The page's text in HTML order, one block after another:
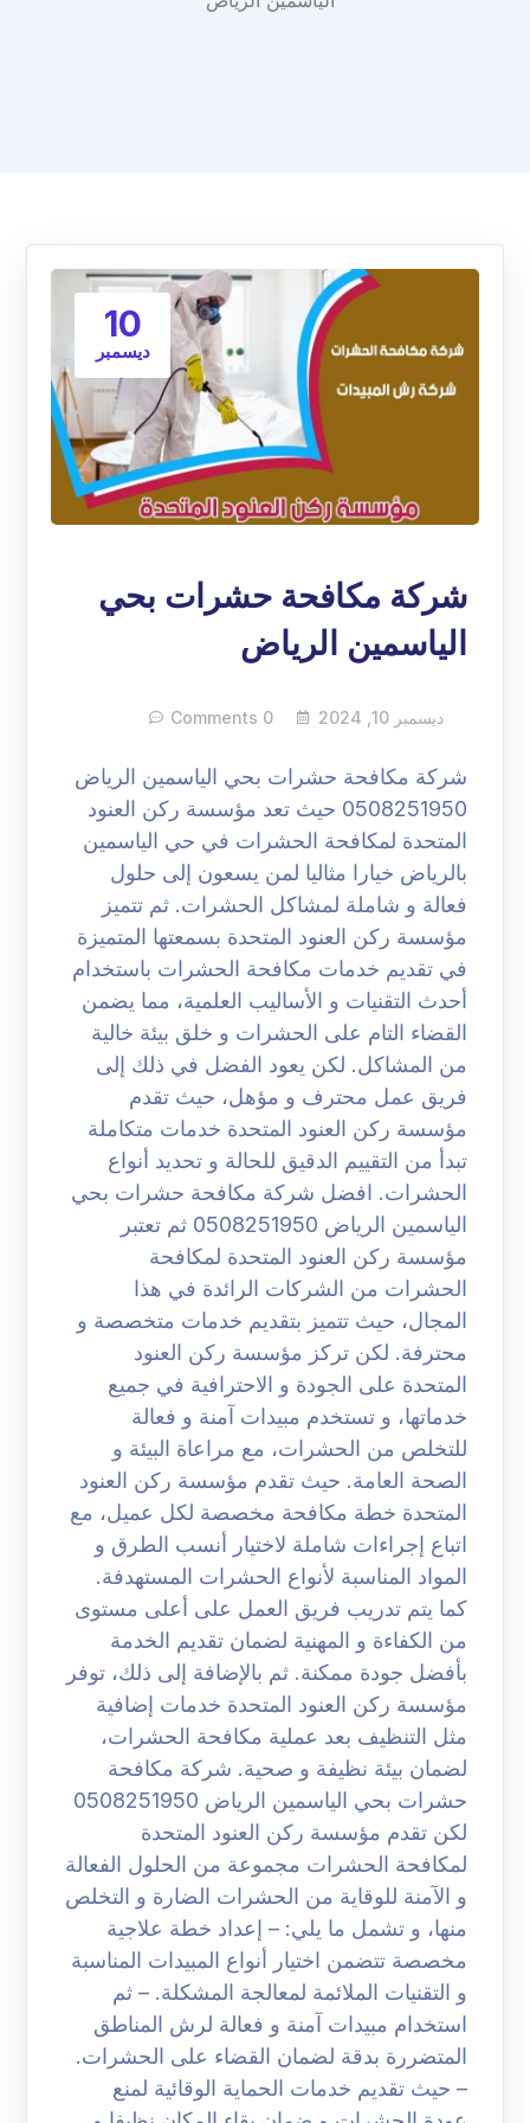
10
ديسمبر
شركة مكافحة حشرات بحي
الياسمين الرياض
ديسمبر 10, 2024 0 Comments
شركة مكافحة حشرات بحي الياسمين الرياض
0508251950 حيث تعد مؤسسة ركن العنود
المتحدة لمكافحة الحشرات في حي الياسمين
بالرياض خيارا مثاليا لمن يسعون إلى حلول
فعالة و شاملة لمشاكل الحشرات. ثم تتميز
مؤسسة ركن العنود المتحدة بسمعتها المتميزة
في تقديم خدمات مكافحة الحشرات باستخدام
أحدث التقنيات و الأساليب العلمية، مما يضمن
القضاء التام على الحشرات و خلق بيئة خالية
من المشاكل. لكن يعود الفضل في ذلك إلى
فريق عمل محترف و مؤهل، حيث تقدم
مؤسسة ركن العنود المتحدة خدمات متكاملة
تبدأ من التقييم الدقيق للحالة و تحديد أنواع
الحشرات. افضل شركة مكافحة حشرات بحي
الياسمين الرياض 0508251950 ثم تعتبر
مؤسسة ركن العنود المتحدة لمكافحة
الحشرات من الشركات الرائدة في هذا
المجال، حيث تتميز بتقديم خدمات متخصصة و
محترفة. لكن تركز مؤسسة ركن العنود
المتحدة على الجودة و الاحترافية في جميع
خدماتها، و تستخدم مبيدات آمنة و فعالة
للتخلص من الحشرات، مع مراعاة البيئة و
الصحة العامة. حيث تقدم مؤسسة ركن العنود
المتحدة خطة مكافحة مخصصة لكل عميل، مع
اتباع إجراءات شاملة لاختيار أنسب الطرق و
المواد المناسبة لأنواع الحشرات المستهدفة.
كما يتم تدريب فريق العمل على أعلى مستوى
من الكفاءة و المهنية لضمان تقديم الخدمة
بأفضل جودة ممكنة. ثم بالإضافة إلى ذلك، توفر
مؤسسة ركن العنود المتحدة خدمات إضافية
مثل التنظيف بعد عملية مكافحة الحشرات،
لضمان بيئة نظيفة و صحية. شركة مكافحة
حشرات بحي الياسمين الرياض 0508251950
لكن تقدم مؤسسة ركن العنود المتحدة
لمكافحة الحشرات مجموعة من الحلول الفعالة
و الآمنة للوقاية من الحشرات الضارة و التخلص
منها، و تشمل ما يلي: – إعداد خطة علاجية
مخصصة تتضمن اختيار أنواع المبيدات المناسبة
و التقنيات الملائمة لمعالجة المشكلة. – ثم
استخدام مبيدات آمنة و فعالة لرش المناطق
المتضررة بدقة لضمان القضاء على الحشرات.
– حيث تقديم خدمات الحماية الوقائية لمنع